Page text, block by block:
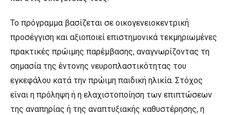
Το πρόγραμμα βασίζεται σε οικογενειοκεντρική
προσέγγιση και αξιοποιεί επιστημονικά τεκμηριωμένες
πρακτικές πρώιμης παρέμβασης, αναγνωρίζοντας τη
σημασία της έντονης νευροπλαστικότητας του
εγκεφάλου κατά την πρώιμη παιδική ηλικία. Στόχος
είναι η πρόληψη ή η ελαχιστοποίηση των επιπτώσεων
της αναπηρίας ή της αναπτυξιακής καθυστέρησης, η